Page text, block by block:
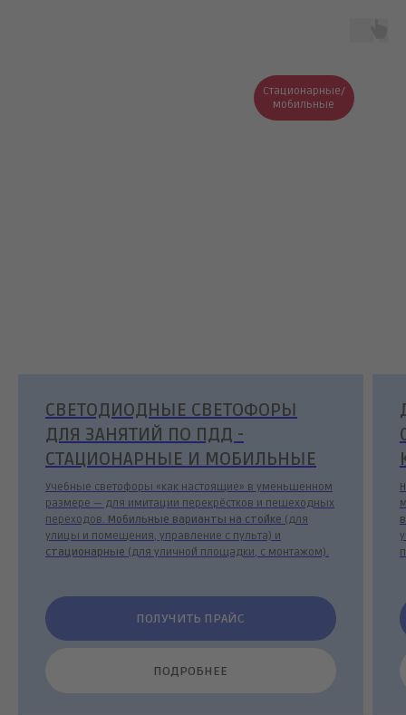
Стационарные/
мобильные
СВЕТОДИОДНЫЕ СВЕТОФОРЫ
ДЛЯ ЗАНЯТИЙ ПО ПДД -
СТАЦИОНАРНЫЕ И МОБИЛЬНЫЕ
Учебные светофоры «как настоящие» в уменьшенном
размере — для имитации перекрёстков и пешеходных
переходов. Мобильные варианты на стойке (для
улицы и помещения, управление с пульта) и
стационарные (для уличной площадки, с монтажом).
ПОЛУЧИТЬ ПРАЙС
ПОДРОБНЕЕ